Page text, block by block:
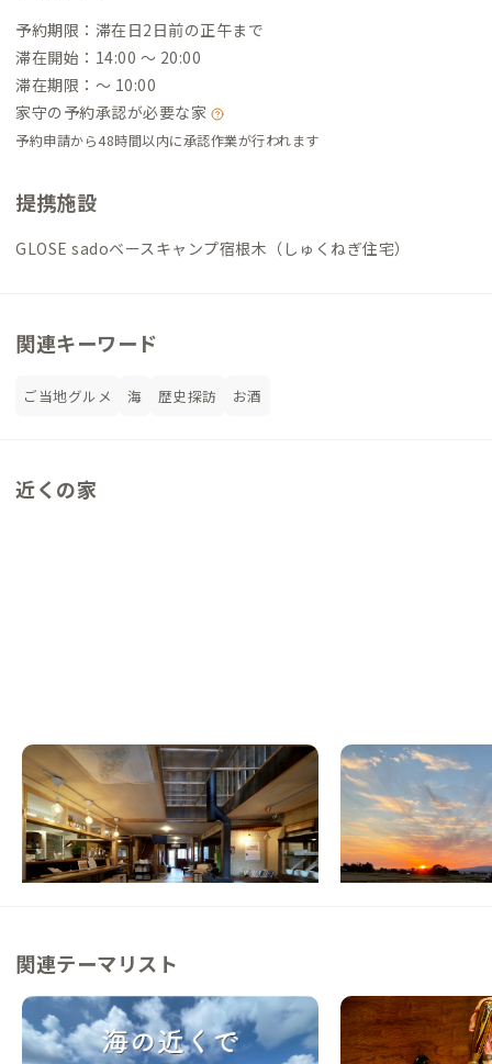
予約期限：滞在日2日前の正午まで
滞在開始：14:00 〜 20:00
滞在期限：〜 10:00
家守の予約承認が必要な家
予約申請から48時間以内に承認作業が行われます
提携施設
GLOSE sadoベースキャンプ宿根木（しゅくねぎ住宅）
関連キーワード
ご当地グルメ 海 歴史探訪 お酒
近くの家
新潟佐渡E邸
新潟県 ゲストハウス
【サウナ/カフェ併設】旅のひと、島のひと
が集う場所
この家からの距離 22km
新潟佐渡D邸
新潟県 戸建て
【特別天然記念物】
な日常を楽しむ
この家からの距離 29km
関連テーマリスト